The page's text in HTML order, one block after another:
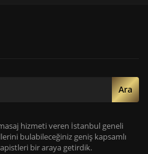
Ara
masaj hizmeti veren İstanbul geneli
bulabileceğiniz geniş kapsamlı
bir araya getirdik.